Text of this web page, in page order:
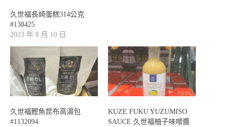
久世福長崎蛋糕314公克
#138425
2023 年 8 月 10 日
久世福鰹魚昆布高湯包
#1132094
KUZE FUKU YUZUMISO
SAUCE 久世福柚子味噌醬